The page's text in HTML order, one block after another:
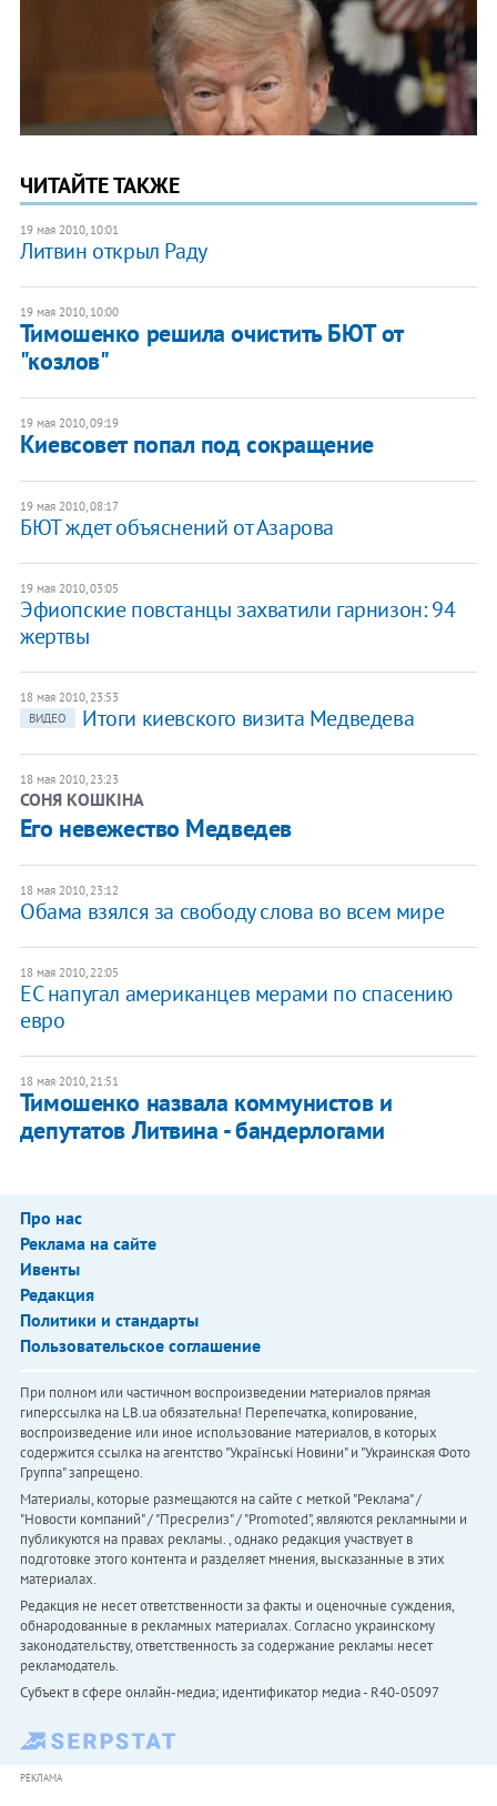
ЧИТАЙТЕ ТАКЖЕ
19 мая 2010, 10:01
Литвин открыл Раду
19 мая 2010, 10:00
Тимошенко решила очистить БЮТ от
"козлов"
19 мая 2010, 09:19
Киевсовет попал под сокращение
19 мая 2010, 08:17
БЮТ ждет объяснений от Азарова
19 мая 2010, 03:05
Эфиопские повстанцы захватили гарнизон: 94
жертвы
18 мая 2010, 23:53
ВИДЕО
Итоги киевского визита Медведева
18 мая 2010, 23:23
СОНЯ КОШКІНА
Его невежество Медведев
18 мая 2010, 23:12
Обама взялся за свободу слова во всем мире
18 мая 2010, 22:05
ЕС напугал американцев мерами по спасению
евро
18 мая 2010, 21:51
Тимошенко назвала коммунистов и
депутатов Литвина - бандерлогами
Про нас
Реклама на сайте
Ивенты
Редакция
Политики и стандарты
Пользовательское соглашение
При полном или частичном воспроизведении материалов прямая
гиперссылка на LB.ua обязательна! Перепечатка, копирование,
воспроизведение или иное использование материалов, в которых
содержится ссылка на агентство "Українськi Новини" и "Украинская Фото
Группа" запрещено.
Материалы, которые размещаются на сайте с меткой "Реклама" /
"Новости компаний" / "Пресрелиз" / "Promoted", являются рекламными и
публикуются на правах рекламы. , однако редакция участвует в
подготовке этого контента и разделяет мнения, высказанные в этих
материалах.
Редакция не несет ответственности за факты и оценочные суждения,
обнародованные в рекламных материалах. Согласно украинскому
законодательству, ответственность за содержание рекламы несет
рекламодатель.
Субъект в сфере онлайн-медиа; идентификатор медиа - R40-05097
РЕКЛАМА